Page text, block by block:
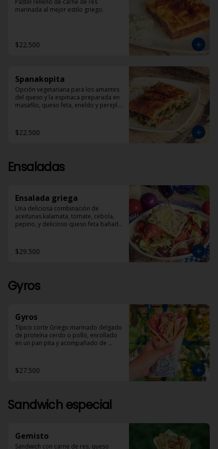
Pastel relleno de carne de res
marinada al mejor estilo griego.
$22.500
Spanakopita
Opción vegetariana para los amantes
del queso y la espinaca preparada en
masafilo, queso feta, eneldo y perejil.
$22.500
Ensaladas
Ensalada griega
Una deliciosa combinación de
aceitunas kalamata, tomate, cebola,
pepino, y delicioso queso feta bañado
$29.500
Gyros
Gyros
Típico corte Griego marinado delgado
de proteína cerdo o pollo, enrollado
en un pan pita y acompañado de
$27.500
Sandwich especial
Gemisto
Sandwich con carne de res, queso